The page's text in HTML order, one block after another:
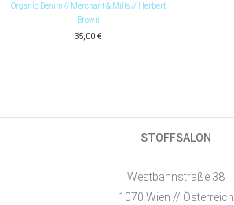
Organic Denim // Merchant & Mills // Herbert
Brown
35,00 €
STOFFSALON
Westbahnstraße 38
1070 Wien // Österreich